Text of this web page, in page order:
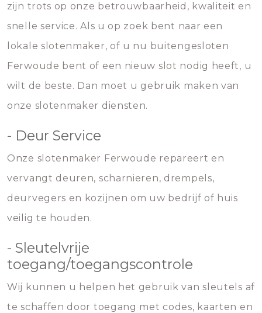
zijn trots op onze betrouwbaarheid, kwaliteit en
snelle service. Als u op zoek bent naar een
lokale slotenmaker, of u nu buitengesloten
Ferwoude bent of een nieuw slot nodig heeft, u
wilt de beste. Dan moet u gebruik maken van
onze slotenmaker diensten.
- Deur Service
Onze slotenmaker Ferwoude repareert en
vervangt deuren, scharnieren, drempels,
deurvegers en kozijnen om uw bedrijf of huis
veilig te houden.
- Sleutelvrije
toegang/toegangscontrole
Wij kunnen u helpen het gebruik van sleutels af
te schaffen door toegang met codes, kaarten en